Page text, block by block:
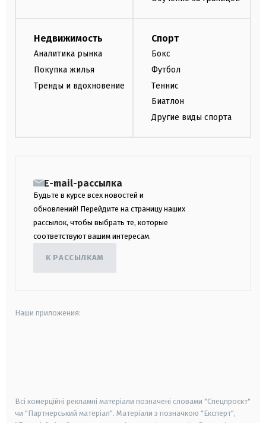
Недвижимость
Аналитика рынка
Покупка жилья
Тренды и вдохновение
Спорт
Бокс
Футбол
Теннис
Биатлон
Другие виды спорта
E-mail-рассылка
Будьте в курсе всех новостей и
обновлений! Перейдите на страницу наших
рассылок, чтобы выбрать те, которые
соответствуют вашим интересам.
К РАССЫЛКАМ
Наши приложения:
Всі комерційні рекламні матеріали позначені словами "Спецпроєкт"
чи "Партнерський матеріал". Матеріали з позначкою "Експерт",